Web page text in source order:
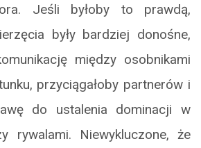
Jeśli byłoby to prawdą,
były bardziej donośne,
między osobnikami
przyciągałoby partnerów i
do ustalenia dominacji w
rywalami. Niewykluczone, że